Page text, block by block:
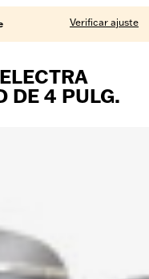
Verificar ajuste
DE 4 PULG.